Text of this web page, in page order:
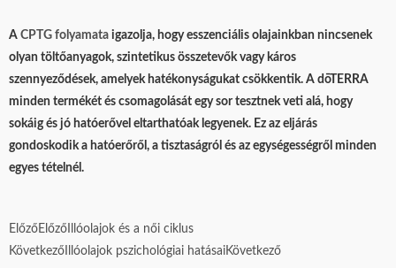
A CPTG folyamata igazolja, hogy esszenciális olajainkban nincsenek
olyan töltőanyagok, szintetikus összetevők vagy káros
szennyeződések, amelyek hatékonyságukat csökkentik. A dōTERRA
minden termékét és csomagolását egy sor tesztnek veti alá, hogy
sokáig és jó hatóerővel eltarthatóak legyenek. Ez az eljárás
gondoskodik a hatóerőről, a tisztaságról és az egységességről minden
egyes tételnél.
ElőzőElőző Illóolajok és a női ciklus
Következő Illóolajok pszichológiai hatásaiKövetkező